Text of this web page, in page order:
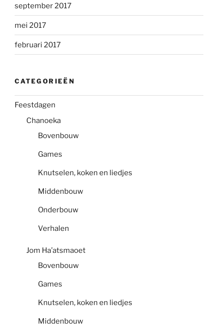
september 2017
mei 2017
februari 2017
CATEGORIEËN
Feestdagen
Chanoeka
Bovenbouw
Games
Knutselen, koken en liedjes
Middenbouw
Onderbouw
Verhalen
Jom Ha’atsmaoet
Bovenbouw
Games
Knutselen, koken en liedjes
Middenbouw